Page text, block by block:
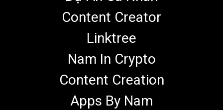
Content Creator
Linktree
Nam In Crypto
Content Creation
Apps By Nam